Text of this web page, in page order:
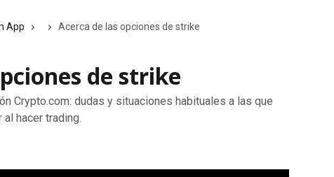
App Acerca de las opciones de strike
de strike
Crypto.com: dudas y situaciones habituales a las que
hacer trading.